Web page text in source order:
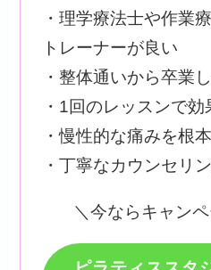
・理学療法士や作業
トレーナーが良い
・整体通いから卒業
・1回のレッスンで
・慢性的な痛みを根
・丁寧なカウンセリ
＼今ならキャン